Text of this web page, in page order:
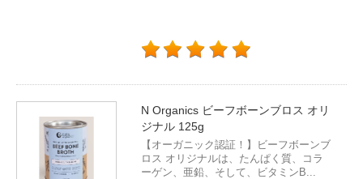
N Organics ビーフボーンブロス オリ
ジナル 125g
【オーガニック認証！】ビーフボーンブ
ロス オリジナルは、たんぱく質、コラ
ーゲン、亜鉛、そして、ビタミンB...